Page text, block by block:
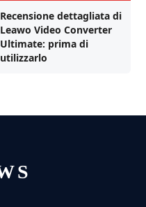
Recensione dettagliata di
Leawo Video Converter
Ultimate: prima di
utilizzarlo